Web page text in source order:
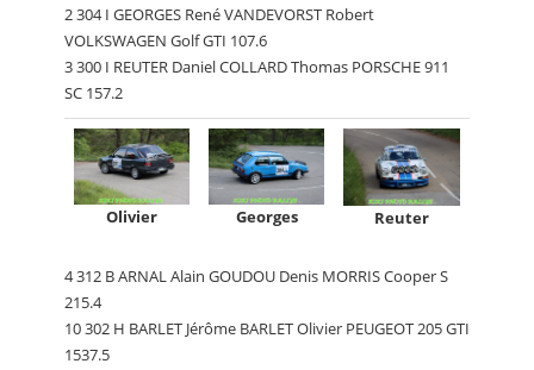
2 304 I GEORGES René VANDEVORST Robert
VOLKSWAGEN Golf GTI 107.6
3 300 I REUTER Daniel COLLARD Thomas PORSCHE 911
SC 157.2
Olivier Georges Reuter
4 312 B ARNAL Alain GOUDOU Denis MORRIS Cooper S
215.4
10 302 H BARLET Jérôme BARLET Olivier PEUGEOT 205 GTI
1537.5